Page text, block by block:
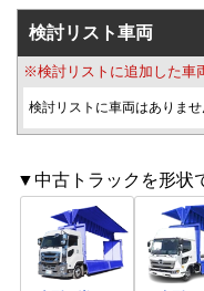
検討リスト車両
※検討リストに追加した車
検討リストに車両はありませ
▼中古トラックを形状